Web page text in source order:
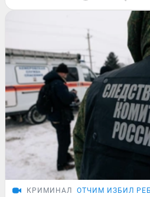
КРИМИНАЛ ОТЧИМ ИЗБИЛ